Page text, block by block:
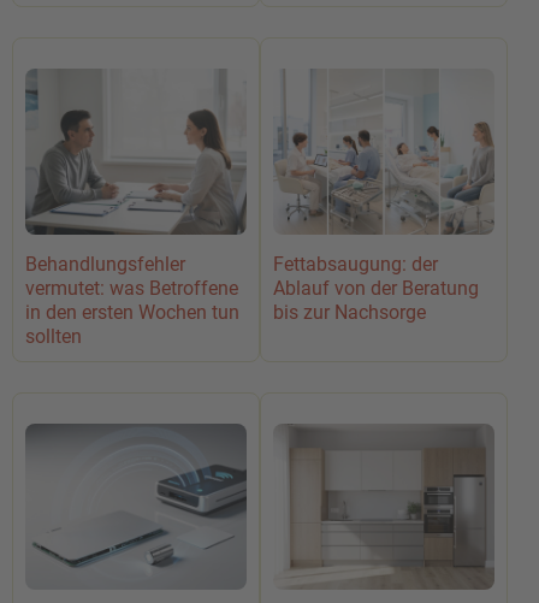
Behandlungsfehler
vermutet: was Betroffene
in den ersten Wochen tun
sollten
Fettabsaugung: der
Ablauf von der Beratung
bis zur Nachsorge